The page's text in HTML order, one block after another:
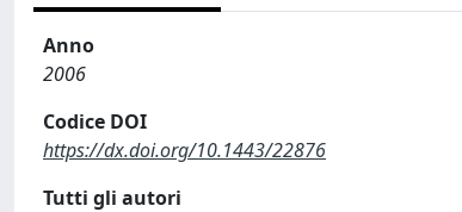
Anno
2006
Codice DOI
https://dx.doi.org/10.1443/22876
Tutti gli autori